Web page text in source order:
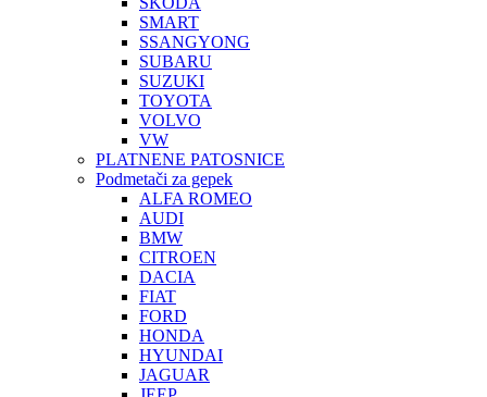
SMART
SSANGYONG
SUBARU
SUZUKI
TOYOTA
VOLVO
VW
PLATNENE PATOSNICE
Podmetači za gepek
ALFA ROMEO
AUDI
BMW
CITROEN
DACIA
FIAT
FORD
HONDA
HYUNDAI
JAGUAR